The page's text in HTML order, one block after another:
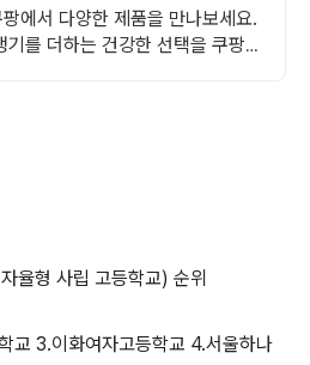
에서 다양한 제품을 만나보세요.
를 더하는 건강한 선택을 쿠팡에
율형 사립 고등학교) 순위
교 3.이화여자고등학교 4.서울하나